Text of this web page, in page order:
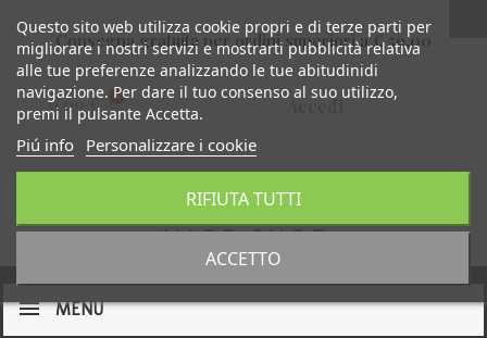
Consegna gratuita per ordini superiori a € 59,00
0,00 €
MENU
Questo sito web utilizza cookie propri e di terze parti per
migliorare i nostri servizi e mostrarti pubblicità relativa
alle tue preferenze analizzando le tue abitudinidi
navigazione. Per dare il tuo consenso al suo utilizzo,
premi il pulsante Accetta.
Piú info Personalizzare i cookie
RIFIUTA TUTTI
ACCETTO